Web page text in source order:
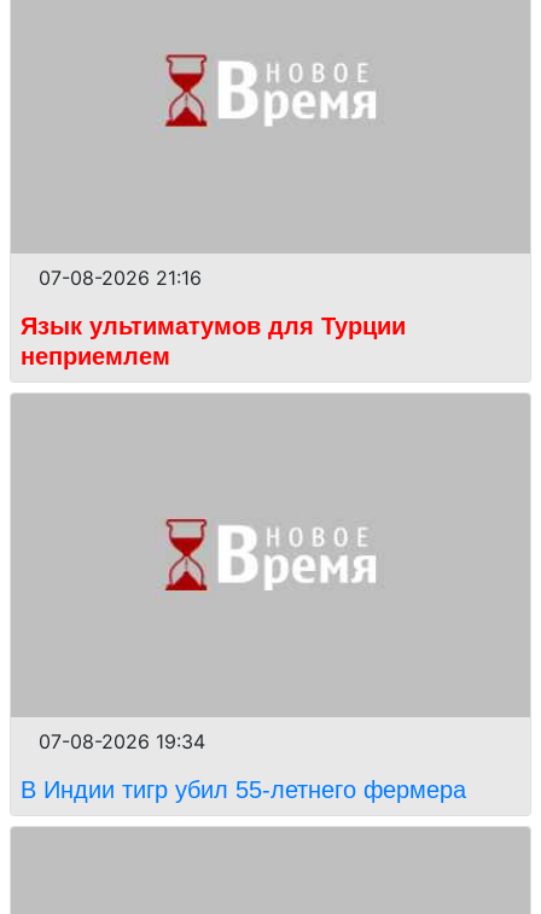
07-08-2026 21:16
Язык ультиматумов для Турции
неприемлем
07-08-2026 19:34
В Индии тигр убил 55-летнего фермера